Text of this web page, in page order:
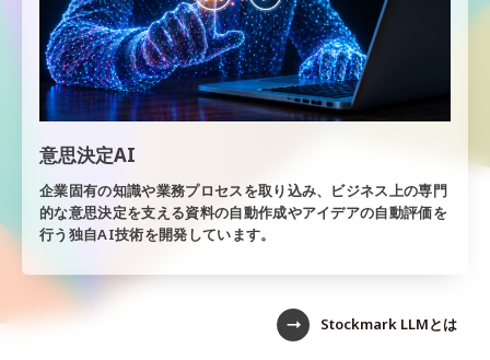
Stockmark LLMとは
意思決定AI
企業固有の知識や業務プロセスを取り込み、ビジネス上の専門
的な意思決定を支える資料の自動作成やアイデアの自動評価を
行う独自AI技術を開発しています。